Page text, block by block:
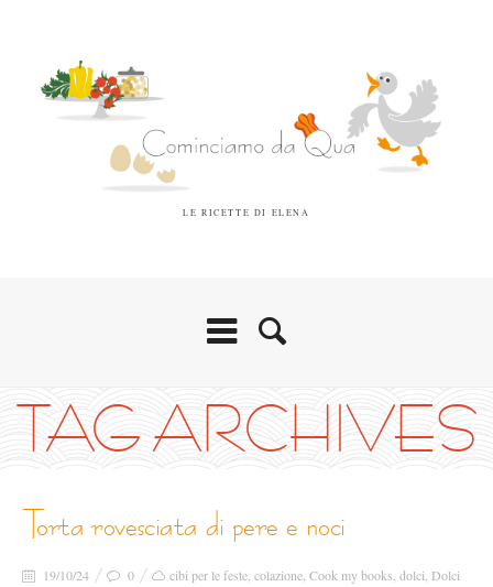
LE RICETTE DI ELENA
TAG ARCHIVES
torta rovesciata di pere e noci
19/10/24 0 cibi per le feste colazione Cook my books dolci Dolci